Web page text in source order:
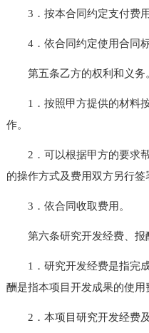
3．按本合同约定支付费用
4．依合同约定使用合同标
第五条乙方的权利和义务
1．按照甲方提供的材料按
作。
2．可以根据甲方的要求帮
的操作方式及费用双方另行签
3．依合同收取费用。
第六条研究开发经费、报
1．研究开发经费是指完成
酬是指本项目开发成果的使用
2．本项目研究开发经费及